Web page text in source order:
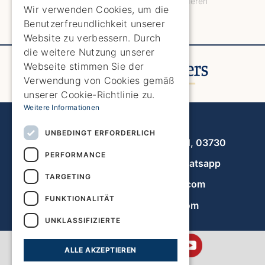
wichtigen Aspekten überzeugen.
Avenida de la Libertad 19, local 11, 03730
Whatsapp
info@javeahomefinders.com
de.javeahomefinders.com
ENGLISH
SPANISH
GERMAN
FRENCH
DUTCH
Wir verwenden Cookies, um die
Benutzerfreundlichkeit unserer
Website zu verbessern. Durch
die weitere Nutzung unserer
Webseite stimmen Sie der
Verwendung von Cookies gemäß
unserer Cookie-Richtlinie zu.
Weitere Informationen
UNBEDINGT ERFORDERLICH
PERFORMANCE
TARGETING
FUNKTIONALITÄT
UNKLASSIFIZIERTE
ALLE AKZEPTIEREN